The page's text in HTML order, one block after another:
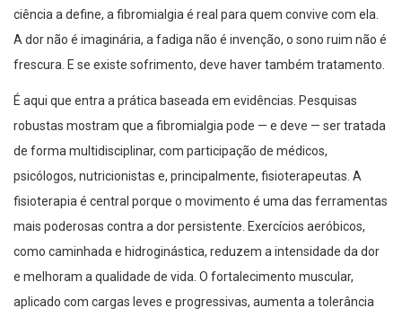
ciência a define, a fibromialgia é real para quem convive com ela.
A dor não é imaginária, a fadiga não é invenção, o sono ruim não é
frescura. E se existe sofrimento, deve haver também tratamento.
É aqui que entra a prática baseada em evidências. Pesquisas
robustas mostram que a fibromialgia pode — e deve — ser tratada
de forma multidisciplinar, com participação de médicos,
psicólogos, nutricionistas e, principalmente, fisioterapeutas. A
fisioterapia é central porque o movimento é uma das ferramentas
mais poderosas contra a dor persistente. Exercícios aeróbicos,
como caminhada e hidroginástica, reduzem a intensidade da dor
e melhoram a qualidade de vida. O fortalecimento muscular,
aplicado com cargas leves e progressivas, aumenta a tolerância